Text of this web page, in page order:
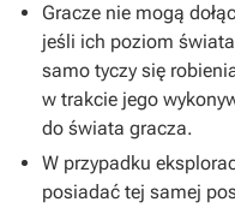
Gracze nie mogą
jeśli ich poziom
samo tyczy się
w trakcie jego
do świata gracza.
W przypadku
posiadać tej samej